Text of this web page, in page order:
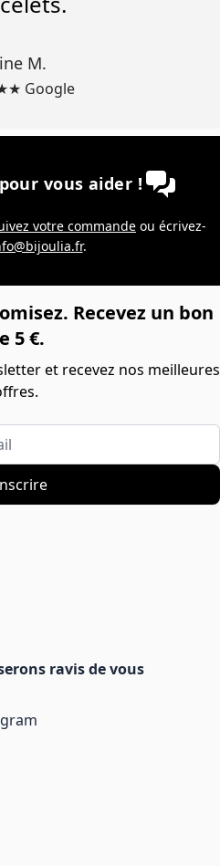
M.
Google
vous aider !
votre commande ou écrivez-
.
Recevez un bon
5 €.
et recevez nos meilleures
ravis de vous